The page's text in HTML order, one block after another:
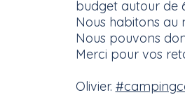
budget autour de
Nous habitons au
Nous pouvons
Merci pour vos
Olivier.